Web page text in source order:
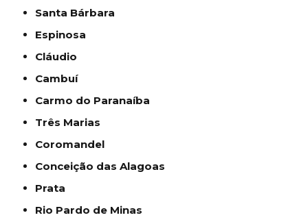
Santa Bárbara
Espinosa
Cláudio
Cambuí
Carmo do Paranaíba
Três Marias
Coromandel
Conceição das Alagoas
Prata
Rio Pardo de Minas